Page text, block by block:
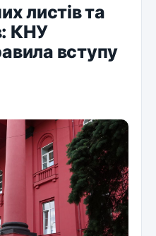
листів та
КНУ
вступу